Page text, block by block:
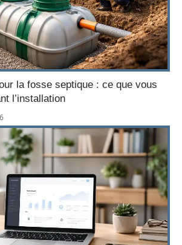
la fosse septique : ce que vous
l’installation